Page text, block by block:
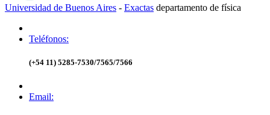
Universidad de Buenos Aires - Exactas departamento de física
Teléfonos:
(+54 11) 5285-7530/7565/7566
Email: